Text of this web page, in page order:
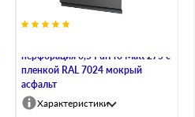
перфорация 0,5 PurPro Matt 275 с
пленкой RAL 7024 мокрый
асфальт
Характеристики